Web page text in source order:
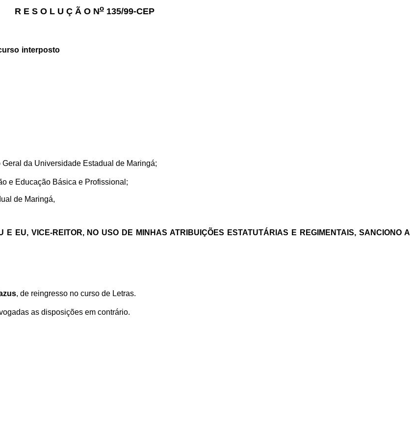
R E S O L U Ç Ã O No135/99-CEP
interposto
da Universidade Estadual de Maringá;
e Educação Básica e Profissional;
de Maringá,
EU, VICE-REITOR, NO USO DE MINHAS ATRIBUIÇÕES ESTATUTÁRIAS E REGIMENTAIS, SANCIONO A
, de reingresso no curso de Letras.
as disposições em contrário.